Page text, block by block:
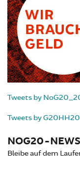
Tweets by
Tweets by
NOG20-NEWS
Bleibe auf dem